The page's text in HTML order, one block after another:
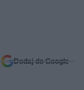
Dodaj do Google